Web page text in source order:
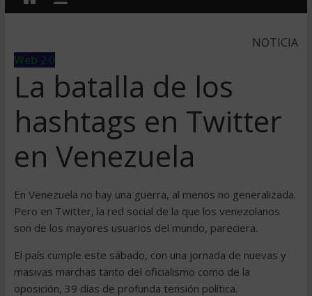
NOTICIA
Web 2.0
La batalla de los
hashtags en Twitter
en Venezuela
En Venezuela no hay una guerra, al menos no generalizada.
Pero en Twitter, la red social de la que los venezolanos
son de los mayores usuarios del mundo, pareciera.
El país cumple este sábado, con una jornada de nuevas y
masivas marchas tanto del oficialismo como de la
oposición, 39 días de profunda tensión política.